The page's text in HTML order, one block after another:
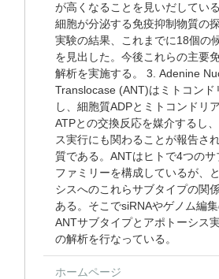
が高くなることを見いだしてい
細胞が分泌する免疫抑制物質の
実験の結果、これまでに18個の
を見出した。今後これらの主要
解析を実施する。 3. Adenine
Translocase (ANT)はミトコンド
し、細胞質ADPとミトコンドリ
ATPとの交換反応を媒介するし
ス実行にも関わることが報告さ
質である。ANTはヒトで4つのサ
ファミリーを構成しているが、
シスへのこれらサブタイプの関
ある。そこでsiRNAやゲノム編
ANTサブタイプとアポトーシス
の解析を行なっている。
ホームページ